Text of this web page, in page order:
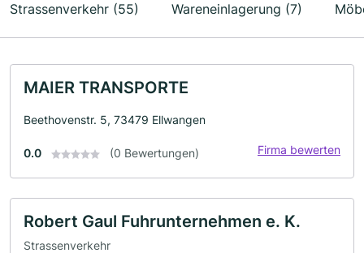
Strassenverkehr (55) Wareneinlagerung (7)
MAIER TRANSPORTE
Beethovenstr. 5, 73479 Ellwangen
0.0 (0 Bewertungen) Firma bewerten
Robert Gaul Fuhrunternehmen e. K.
Strassenverkehr